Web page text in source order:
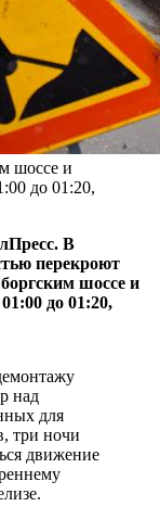
шоссе и
до 01:20,
В
перекроют
шоссе и
до 01:20,
над
для
три ночи
движение